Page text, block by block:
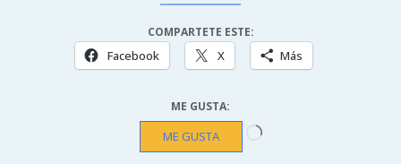
COMPARTETE ESTE:
Facebook X Más
ME GUSTA:
ME GUSTA Cargando...